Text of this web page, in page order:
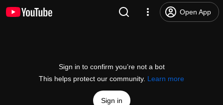
Open App
Sign in to confirm you’re not a bot
This helps protect our community. Learn more
Sign in